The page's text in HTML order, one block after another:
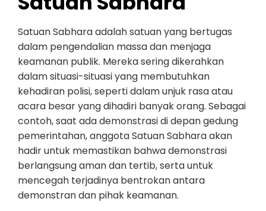
Satuan Sabhara adalah satuan yang bertugas
dalam pengendalian massa dan menjaga
keamanan publik. Mereka sering dikerahkan
dalam situasi-situasi yang membutuhkan
kehadiran polisi, seperti dalam unjuk rasa atau
acara besar yang dihadiri banyak orang. Sebagai
contoh, saat ada demonstrasi di depan gedung
pemerintahan, anggota Satuan Sabhara akan
hadir untuk memastikan bahwa demonstrasi
berlangsung aman dan tertib, serta untuk
mencegah terjadinya bentrokan antara
demonstran dan pihak keamanan.